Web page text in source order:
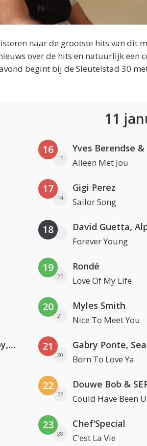
naar de grootste hits van dit
over de hits en natuurlijk een
begint bij de Sleutelstad 30
11
Coldplay ft. Little Simz, Burna Boy, Elyanna & Tini
16
15
Yves Berendse
Alleen Met Jou
17
14
Gigi Perez
Sailor Song
18 David Guetta,
Forever Young
19
25
Rondé
Love Of My Life
20
21
Myles Smith
Nice To Meet You
21
20 Born To Love Ya
22
22
Douwe Bob &
Could Have Been
23
28
Chef'Special
C'est La Vie